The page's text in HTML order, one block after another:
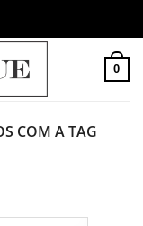
0
COM A TAG